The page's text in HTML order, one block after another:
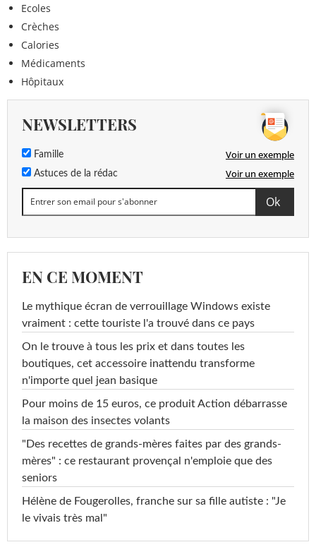
Ecoles
Crèches
Calories
Médicaments
Hôpitaux
NEWSLETTERS
Famille Voir un exemple
Astuces de la rédac Voir un exemple
EN CE MOMENT
Le mythique écran de verrouillage Windows existe
vraiment : cette touriste l'a trouvé dans ce pays
On le trouve à tous les prix et dans toutes les
boutiques, cet accessoire inattendu transforme
n'importe quel jean basique
Pour moins de 15 euros, ce produit Action débarrasse
la maison des insectes volants
"Des recettes de grands-mères faites par des grands-
mères" : ce restaurant provençal n'emploie que des
seniors
Hélène de Fougerolles, franche sur sa fille autiste : "Je
le vivais très mal"